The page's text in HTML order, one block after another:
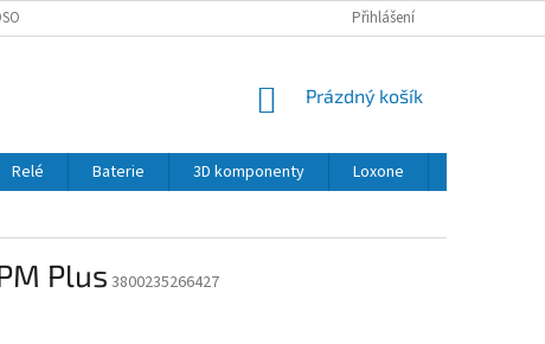
ÚDAJŮ Přihlášení
NÁKUPNÍ
Prázdný košík
Relé Baterie 3D komponenty Loxone
Plus 3800235266427